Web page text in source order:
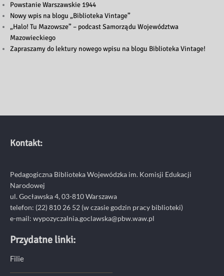
Powstanie Warszawskie 1944
Nowy wpis na blogu „Biblioteka Vintage”
„Halo! Tu Mazowsze” – podcast Samorządu Województwa
Mazowieckiego
Zapraszamy do lektury nowego wpisu na blogu Biblioteka Vintage!
Kontakt:
Pedagogiczna Biblioteka Wojewódzka im. Komisji Edukacji
Narodowej
ul. Gocławska 4, 03-810 Warszawa
telefon: (22) 810 26 52 (w czasie godzin pracy biblioteki)
e-mail: wypozyczalnia.goclawska@pbw.waw.pl
Przydatne linki:
Filie